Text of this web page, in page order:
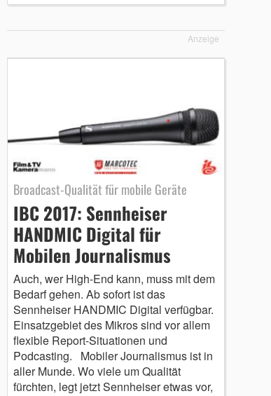
Anzeige
Broadcast-Qualität für mobile Geräte
IBC 2017: Sennheiser
HANDMIC Digital für
Mobilen Journalismus
Auch, wer High-End kann, muss mit dem
Bedarf gehen. Ab sofort ist das
Sennheiser HANDMIC Digital verfügbar.
Einsatzgebiet des Mikros sind vor allem
flexible Report-Situationen und
Podcasting. Mobiler Journalismus ist in
aller Munde. Wo viele um Qualität
fürchten, legt jetzt Sennheiser etwas vor,